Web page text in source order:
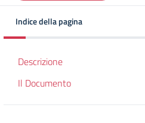
Indice della pagina
Descrizione
Il Documento